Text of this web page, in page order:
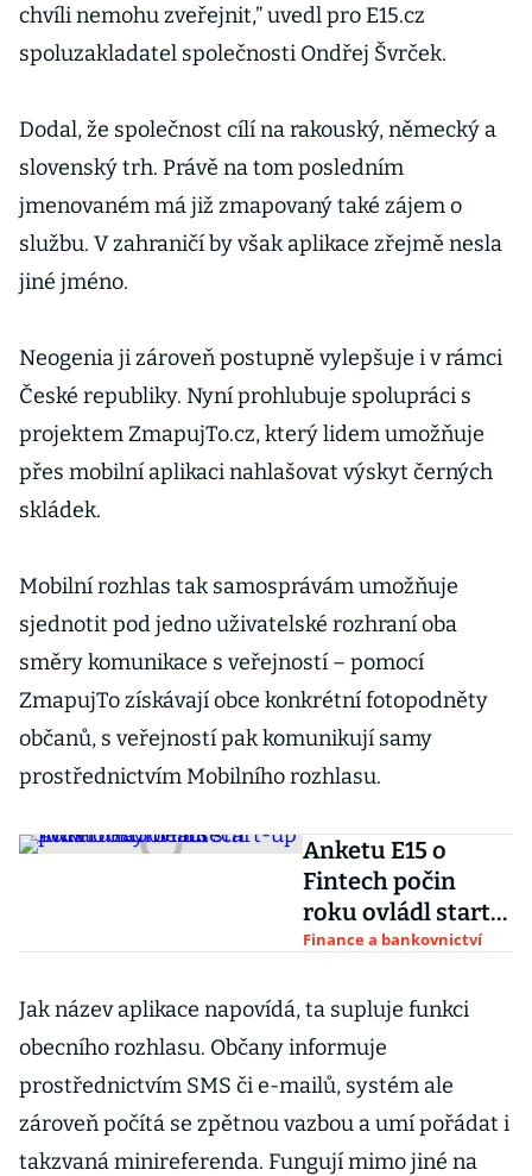
chvíli nemohu zveřejnit,” uvedl pro E15.cz
spoluzakladatel společnosti Ondřej Švrček.
Dodal, že společnost cílí na rakouský, německý a
slovenský trh. Právě na tom posledním
jmenovaném má již zmapovaný také zájem o
službu. V zahraničí by však aplikace zřejmě nesla
jiné jméno.
Neogenia ji zároveň postupně vylepšuje i v rámci
České republiky. Nyní prohlubuje spolupráci s
projektem ZmapujTo.cz, který lidem umožňuje
přes mobilní aplikaci nahlašovat výskyt černých
skládek.
Mobilní rozhlas tak samosprávám umožňuje
sjednotit pod jedno uživatelské rozhraní oba
směry komunikace s veřejností – pomocí
ZmapujTo získávají obce konkrétní fotopodněty
občanů, s veřejností pak komunikují samy
prostřednictvím Mobilního rozhlasu.
Anketu E15 o
Fintech počin
roku ovládl start-
up Twisto
Finance a bankovnictví
Jak název aplikace napovídá, ta supluje funkci
obecního rozhlasu. Občany informuje
prostřednictvím SMS či e-mailů, systém ale
zároveň počítá se zpětnou vazbou a umí pořádat i
takzvaná minireferenda. Fungují mimo jiné na